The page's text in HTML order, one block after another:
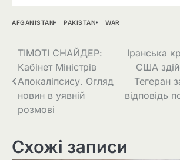
AFGANISTAN PAKISTAN WAR
Навігація
записів
ТІМОТІ СНАЙДЕР:
Кабінет Міністрів
Апокаліпсису. Огляд
новин в уявній
розмові
Іранська
США
Тегеран
відповідь
Схожі записи